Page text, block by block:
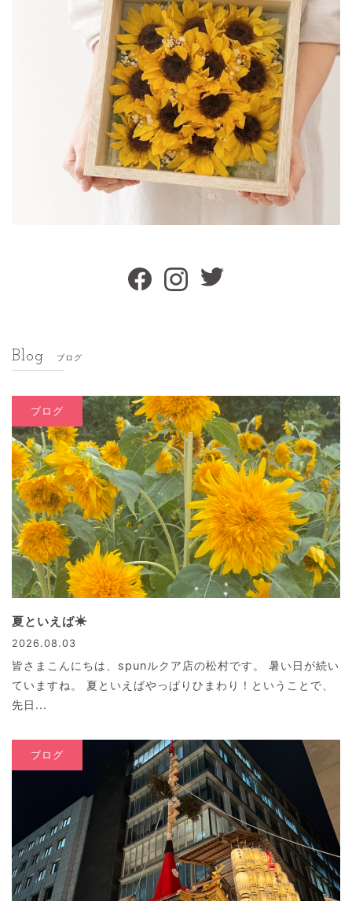
Blog ブログ
ブログ
夏といえば☀
2026.08.03
皆さまこんにちは、spunルクア店の松村です。 暑い日が続い
ていますね。 夏といえばやっぱりひまわり！ということで、
先日...
ブログ